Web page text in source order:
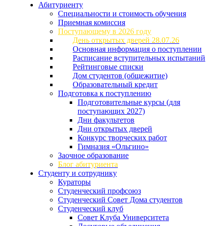
Абитуриенту
Специальности и стоимость обучения
Приемная комиссия
Поступающему в 2026 году
День открытых дверей 28.07.26
Основная информация о поступлении
Расписание вступительных испытаний
Рейтинговые списки
Дом студентов (общежитие)
Образовательный кредит
Подготовка к поступлению
Подготовительные курсы (для
поступающих 2027)
Дни факультетов
Дни открытых дверей
Конкурс творческих работ
Гимназия «Ольгино»
Заочное образование
Блог абитуриента
Студенту и сотруднику
Кураторы
Студенческий профсоюз
Студенческий Совет Дома студентов
Студенческий клуб
Совет Клуба Университета